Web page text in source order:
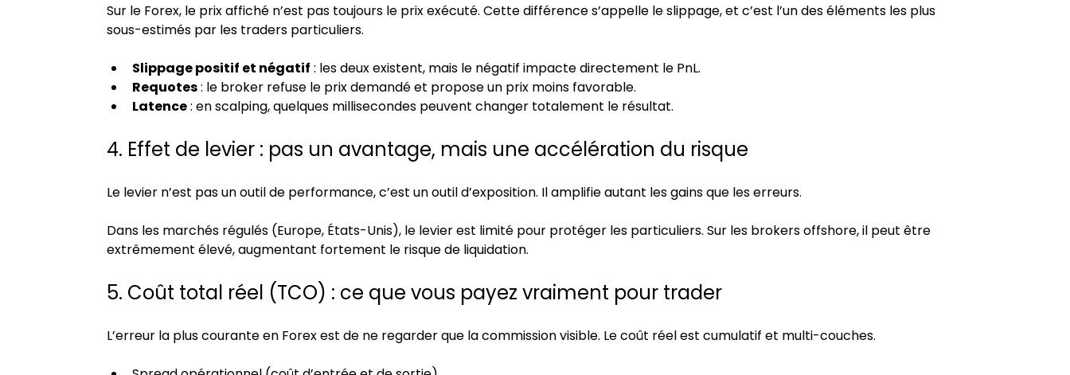
Sur le Forex, le prix affiché n’est pas toujours le prix exécuté. Cette différence s’appelle le slippage, et c’est l’un des éléments les plus
sous-estimés par les traders particuliers.
Slippage positif et négatif : les deux existent, mais le négatif impacte directement le PnL.
Requotes : le broker refuse le prix demandé et propose un prix moins favorable.
Latence : en scalping, quelques millisecondes peuvent changer totalement le résultat.
4. Effet de levier : pas un avantage, mais une accélération du risque
Le levier n’est pas un outil de performance, c’est un outil d’exposition. Il amplifie autant les gains que les erreurs.
Dans les marchés régulés (Europe, États-Unis), le levier est limité pour protéger les particuliers. Sur les brokers offshore, il peut être
extrêmement élevé, augmentant fortement le risque de liquidation.
5. Coût total réel (TCO) : ce que vous payez vraiment pour trader
L’erreur la plus courante en Forex est de ne regarder que la commission visible. Le coût réel est cumulatif et multi-couches.